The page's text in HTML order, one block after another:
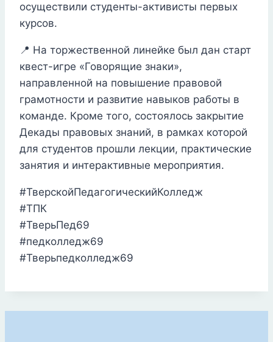
осуществили студенты-активисты первых
курсов.
📍 На торжественной линейке был дан старт
квест-игре «Говорящие знаки»,
направленной на повышение правовой
грамотности и развитие навыков работы в
команде. Кроме того, состоялось закрытие
Декады правовых знаний, в рамках которой
для студентов прошли лекции, практические
занятия и интерактивные мероприятия.
#ТверскойПедагогическийКолледж
#ТПК
#ТверьПед69
#педколледж69
#Тверьпедколледж69